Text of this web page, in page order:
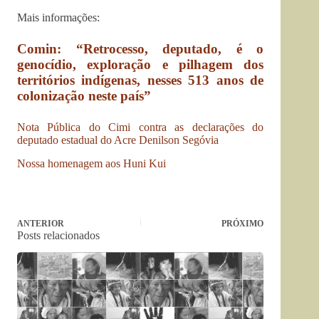
Mais informações:
Comin: “Retrocesso, deputado, é o
genocídio, exploração e pilhagem dos
territórios indígenas, nesses 513 anos de
colonização neste país”
Nota Pública do Cimi contra as declarações do
deputado estadual do Acre Denilson Segóvia
Nossa homenagem aos Huni Kui
ANTERIOR PRÓXIMO
Posts relacionados